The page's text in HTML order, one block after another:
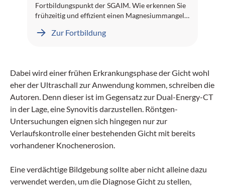
Fortbildungspunkt der SGAIM. Wie erkennen Sie
frühzeitig und effizient einen Magnesiummangel?
Vorgehen empfehlen die Guidelines? Und welche
Dieses E-Learning-Projekt wurde von Professor
Dr. Klaus Kisters, Herne, peer-reviewed. Wir
wünschen Ihnen viel Erfolg!
Zur Fortbildung
Dabei wird einer frühen Erkrankungsphase der Gicht wohl
eher der Ultraschall zur Anwendung kommen, schreiben die
Autoren. Denn dieser ist im Gegensatz zur Dual-Energy-CT
in der Lage, eine Synovitis darzustellen. Röntgen-
Untersuchungen eignen sich hingegen nur zur
Verlaufskontrolle einer bestehenden Gicht mit bereits
vorhandener Knochenerosion.
Eine verdächtige Bildgebung sollte aber nicht alleine dazu
verwendet werden, um die Diagnose Gicht zu stellen,